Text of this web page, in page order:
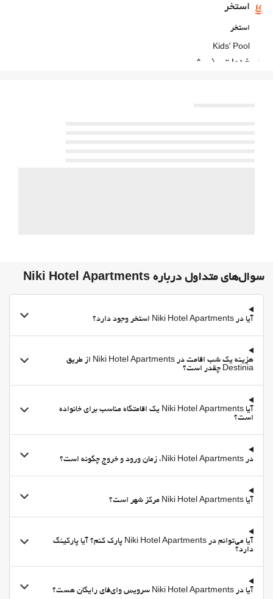
استخر
استخر
Kids' Pool
خدمات پذیرش
سوال‌های متداول درباره Niki Hotel Apartments
آیا در Niki Hotel Apartments استخر وجود دارد؟
هزینه یک شب اقامت در Niki Hotel Apartments از طریق
Destinia چقدر است؟
آیا Niki Hotel Apartments یک اقامتگاه مناسب برای خانواده
است؟
در Niki Hotel Apartments، زمان ورود و خروج چگونه است؟
آیا Niki Hotel Apartments مرکز شهر است؟
آیا می‌توانم در Niki Hotel Apartments پارک کنم؟ آیا پارکینگ
دارد؟
آیا در Niki Hotel Apartments سرویس وای‌فای رایگان هست؟